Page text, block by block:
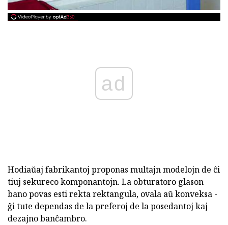
ad
Hodiaŭaj fabrikantoj proponas multajn modelojn de ĉi
tiuj sekureco komponantojn. La obturatoro glason
bano povas esti rekta rektangula, ovala aŭ konveksa -
ĝi tute dependas de la preferoj de la posedantoj kaj
dezajno banĉambro.